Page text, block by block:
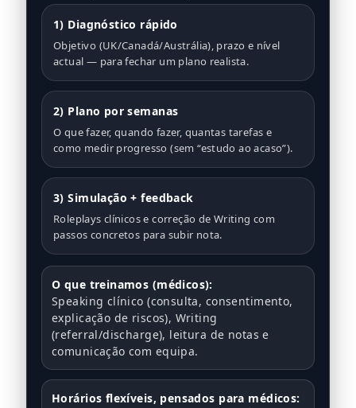
1) Diagnóstico rápido
Objetivo (UK/Canadá/Austrália), prazo e nível
actual — para fechar um plano realista.
2) Plano por semanas
O que fazer, quando fazer, quantas tarefas e
como medir progresso (sem “estudo ao acaso”).
3) Simulação + feedback
Roleplays clínicos e correção de Writing com
passos concretos para subir nota.
O que treinamos (médicos):
Speaking clínico (consulta, consentimento,
explicação de riscos), Writing
(referral/discharge), leitura de notas e
comunicação com equipa.
Horários flexíveis, pensados para médicos: